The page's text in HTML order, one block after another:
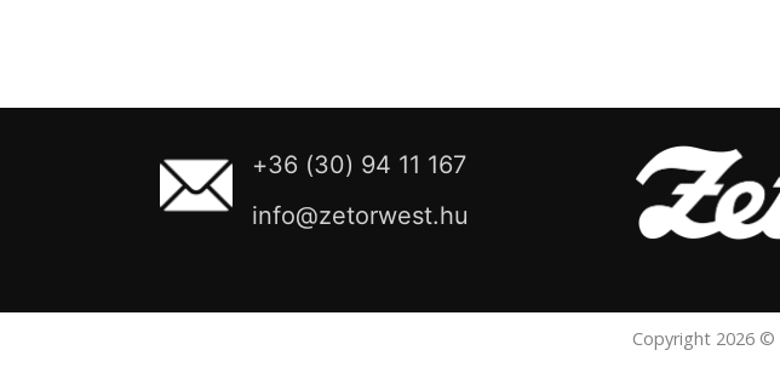
+36 (30) 94 11 167
info@zetorwest.hu
Copyright 2026 ©